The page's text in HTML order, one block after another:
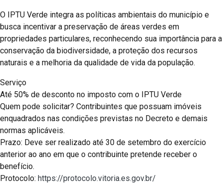
O IPTU Verde integra as políticas ambientais do município e
busca incentivar a preservação de áreas verdes em
propriedades particulares, reconhecendo sua importância para a
conservação da biodiversidade, a proteção dos recursos
naturais e a melhoria da qualidade de vida da população.
Serviço
Até 50% de desconto no imposto com o IPTU Verde
Quem pode solicitar? Contribuintes que possuam imóveis
enquadrados nas condições previstas no Decreto e demais
normas aplicáveis.
Prazo: Deve ser realizado até 30 de setembro do exercício
anterior ao ano em que o contribuinte pretende receber o
benefício.
Protocolo: https://protocolo.vitoria.es.gov.br/